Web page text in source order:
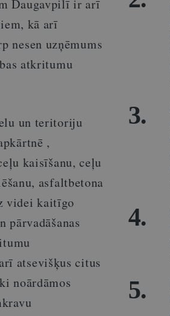
Daugavpilī ir arī
kā arī
nesen uzņēmums
atkritumu
un teritoriju
,
kaisīšanu, ceļu
asfaltbetona
videi kaitīgo
pārvadāšanas
atsevišķus citus
noārdāmos
3.
4.
5.